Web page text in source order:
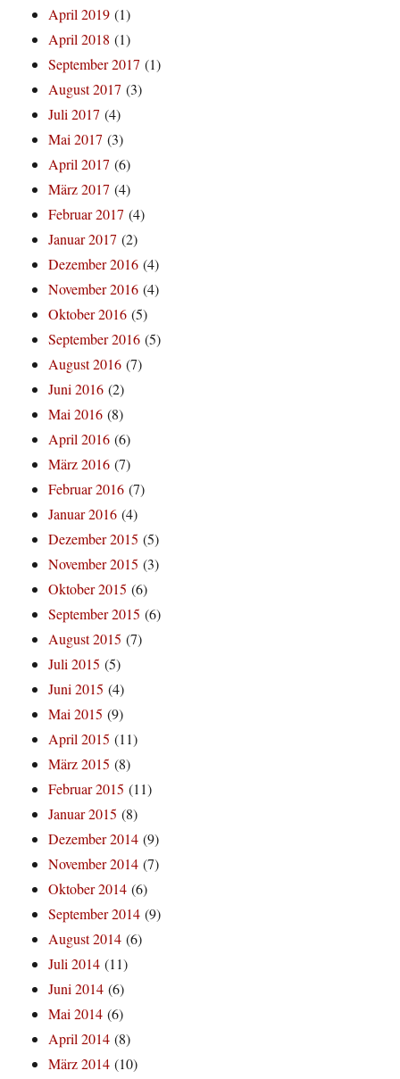
April 2019 (1)
April 2018 (1)
September 2017 (1)
August 2017 (3)
Juli 2017 (4)
Mai 2017 (3)
April 2017 (6)
März 2017 (4)
Februar 2017 (4)
Januar 2017 (2)
Dezember 2016 (4)
November 2016 (4)
Oktober 2016 (5)
September 2016 (5)
August 2016 (7)
Juni 2016 (2)
Mai 2016 (8)
April 2016 (6)
März 2016 (7)
Februar 2016 (7)
Januar 2016 (4)
Dezember 2015 (5)
November 2015 (3)
Oktober 2015 (6)
September 2015 (6)
August 2015 (7)
Juli 2015 (5)
Juni 2015 (4)
Mai 2015 (9)
April 2015 (11)
März 2015 (8)
Februar 2015 (11)
Januar 2015 (8)
Dezember 2014 (9)
November 2014 (7)
Oktober 2014 (6)
September 2014 (9)
August 2014 (6)
Juli 2014 (11)
Juni 2014 (6)
Mai 2014 (6)
April 2014 (8)
März 2014 (10)